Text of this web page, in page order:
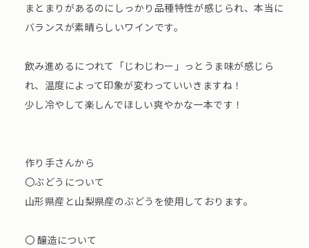
まとまりがあるのにしっかり品種特性が感じられ、本当に
バランスが素晴らしいワインです。
飲み進めるにつれて「じわじわー」っとうま味が感じら
れ、温度によって印象が変わっていいきますね！
少し冷やして楽しんでほしい爽やかな一本です！
作り手さんから
〇ぶどうについて
山形県産と山梨県産のぶどうを使用しております。
〇 醸造について